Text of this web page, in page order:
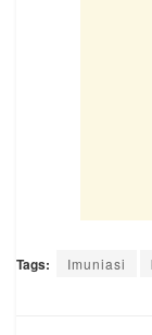
Tags: Imuniasi